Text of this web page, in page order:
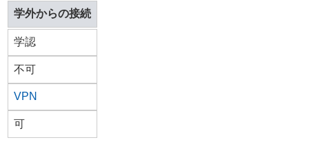
学外からの接続
学認
不可
VPN
可